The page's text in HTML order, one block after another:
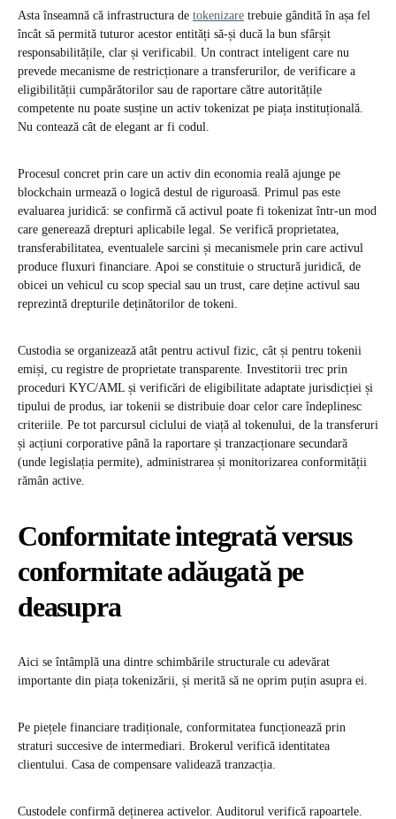
Asta înseamnă că infrastructura de tokenizare trebuie gândită în așa fel
încât să permită tuturor acestor entități să-și ducă la bun sfârșit
responsabilitățile, clar și verificabil. Un contract inteligent care nu
prevede mecanisme de restricționare a transferurilor, de verificare a
eligibilității cumpărătorilor sau de raportare către autoritățile
competente nu poate susține un activ tokenizat pe piața instituțională.
Nu contează cât de elegant ar fi codul.
Procesul concret prin care un activ din economia reală ajunge pe
blockchain urmează o logică destul de riguroasă. Primul pas este
evaluarea juridică: se confirmă că activul poate fi tokenizat într-un mod
care generează drepturi aplicabile legal. Se verifică proprietatea,
transferabilitatea, eventualele sarcini și mecanismele prin care activul
produce fluxuri financiare. Apoi se constituie o structură juridică, de
obicei un vehicul cu scop special sau un trust, care deține activul sau
reprezintă drepturile deținătorilor de tokeni.
Custodia se organizează atât pentru activul fizic, cât și pentru tokenii
emiși, cu registre de proprietate transparente. Investitorii trec prin
proceduri KYC/AML și verificări de eligibilitate adaptate jurisdicției și
tipului de produs, iar tokenii se distribuie doar celor care îndeplinesc
criteriile. Pe tot parcursul ciclului de viață al tokenului, de la transferuri
și acțiuni corporative până la raportare și tranzacționare secundară
(unde legislația permite), administrarea și monitorizarea conformității
rămân active.
Conformitate integrată versus
conformitate adăugată pe
deasupra
Aici se întâmplă una dintre schimbările structurale cu adevărat
importante din piața tokenizării, și merită să ne oprim puțin asupra ei.
Pe piețele financiare tradiționale, conformitatea funcționează prin
straturi succesive de intermediari. Brokerul verifică identitatea
clientului. Casa de compensare validează tranzacția.
Custodele confirmă deținerea activelor. Auditorul verifică rapoartele.